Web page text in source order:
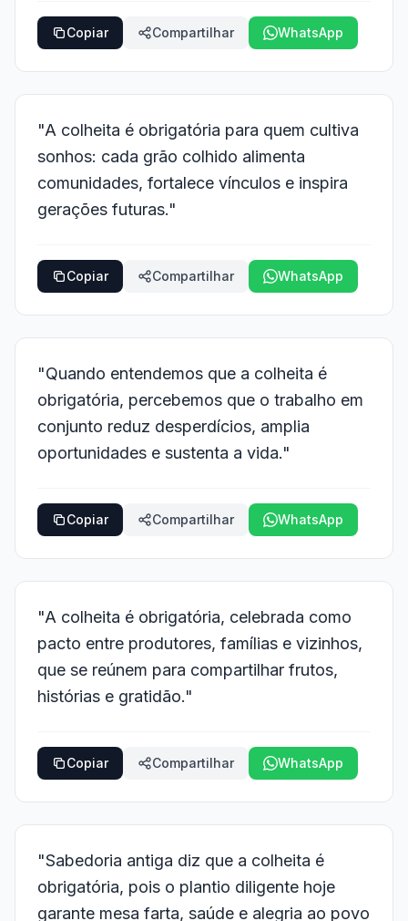
Copiar Compartilhar WhatsApp
"A colheita é obrigatória para quem cultiva
sonhos: cada grão colhido alimenta
comunidades, fortalece vínculos e inspira
gerações futuras."
Copiar Compartilhar WhatsApp
"Quando entendemos que a colheita é
obrigatória, percebemos que o trabalho em
conjunto reduz desperdícios, amplia
oportunidades e sustenta a vida."
Copiar Compartilhar WhatsApp
"A colheita é obrigatória, celebrada como
pacto entre produtores, famílias e vizinhos,
que se reúnem para compartilhar frutos,
histórias e gratidão."
Copiar Compartilhar WhatsApp
"Sabedoria antiga diz que a colheita é
obrigatória, pois o plantio diligente hoje
garante mesa farta, saúde e alegria ao povo